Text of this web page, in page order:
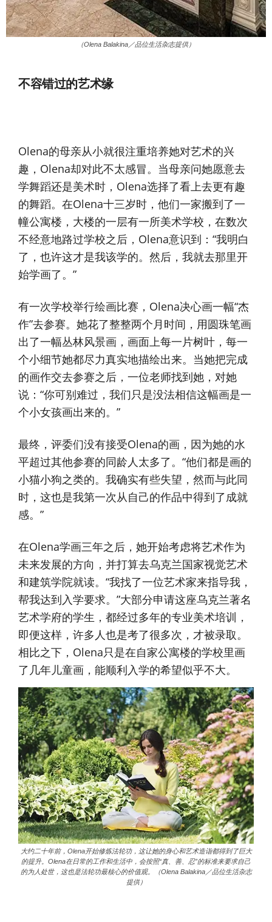
（Olena Balakina／品位生活杂志提供）
不容错过的艺术缘
Olena的母亲从小就很注重培养她对艺术的兴
趣，Olena却对此不太感冒。当母亲问她愿意去
学舞蹈还是美术时，Olena选择了看上去更有趣
的舞蹈。在Olena十三岁时，他们一家搬到了一
幢公寓楼，大楼的一层有一所美术学校，在数次
不经意地路过学校之后，Olena意识到：“我明白
了，也许这才是我该学的。然后，我就去那里开
始学画了。”
有一次学校举行绘画比赛，Olena决心画一幅“杰
作”去参赛。她花了整整两个月时间，用圆珠笔画
出了一幅丛林风景画，画面上每一片树叶，每一
个小细节她都尽力真实地描绘出来。当她把完成
的画作交去参赛之后，一位老师找到她，对她
说：“你可别难过，我们只是没法相信这幅画是一
个小女孩画出来的。”
最终，评委们没有接受Olena的画，因为她的水
平超过其他参赛的同龄人太多了。“他们都是画的
小猫小狗之类的。我确实有些失望，然而与此同
时，这也是我第一次从自己的作品中得到了成就
感。”
在Olena学画三年之后，她开始考虑将艺术作为
未来发展的方向，并打算去乌克兰国家视觉艺术
和建筑学院就读。“我找了一位艺术家来指导我，
帮我达到入学要求。”大部分申请这座乌克兰著名
艺术学府的学生，都经过多年的专业美术培训，
即便这样，许多人也是考了很多次，才被录取。
相比之下，Olena只是在自家公寓楼的学校里画
了几年儿童画，能顺利入学的希望似乎不大。
大约二十年前，Olena开始修炼法轮功，这让她的身心和艺术造诣都得到了巨大
的提升。Olena在日常的工作和生活中，会按照“真、善、忍”的标准来要求自己
的为人处世，这也是法轮功最核心的价值观。（Olena Balakina／品位生活杂志
提供）